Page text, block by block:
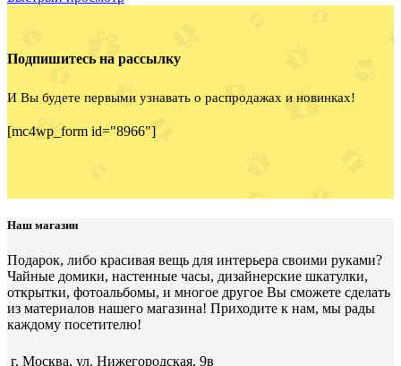
Подпишитесь на рассылку
И Вы будете первыми узнавать о распродажах и новинках!
[mc4wp_form id="8966"]
Наш магазин
Подарок, либо красивая вещь для интерьера своими руками?
Чайные домики, настенные часы, дизайнерские шкатулки,
открытки, фотоальбомы, и многое другое Вы сможете сделать
из материалов нашего магазина! Приходите к нам, мы рады
каждому посетителю!
г. Москва, ул. Нижегородская, 9в